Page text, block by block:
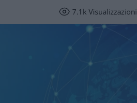
7.1kVisualizzazioni